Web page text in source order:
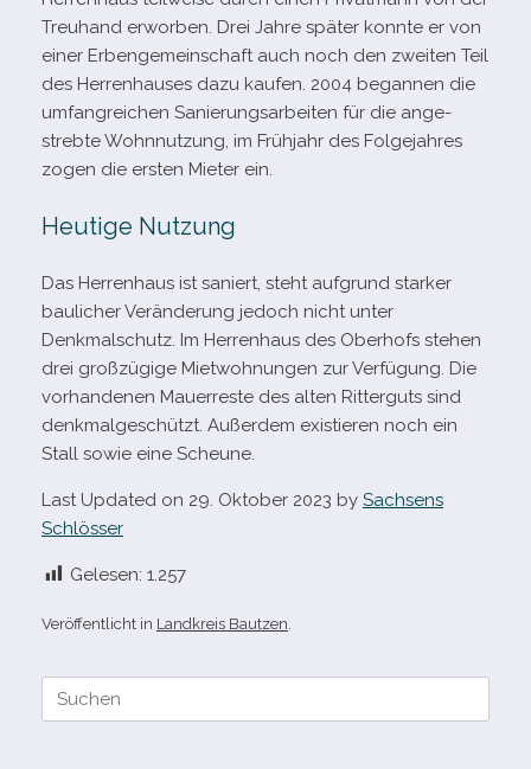
Treuhand erwor­ben. Drei Jahre spä­ter konnte er von
einer Erbengemeinschaft auch noch den zwei­ten Teil
des Herrenhauses dazu kau­fen. 2004 began­nen die
umfang­rei­chen Sanierungsarbeiten für die ange­
strebte Wohnnutzung, im Frühjahr des Folgejahres
zogen die ers­ten Mieter ein.
Heutige Nutzung
Das Herrenhaus ist saniert, steht auf­grund star­ker
bau­li­cher Veränderung jedoch nicht unter
Denkmalschutz. Im Herrenhaus des Oberhofs ste­hen
drei groß­zü­gige Mietwohnungen zur Verfügung. Die
vor­han­de­nen Mauerreste des alten Ritterguts sind
denk­mal­ge­schützt. Außerdem exis­tie­ren noch ein
Stall sowie eine Scheune.
Last Updated on 29. Oktober 2023 by Sachsens
Schlösser
Gelesen: 1.257
Veröffentlicht in Landkreis Bautzen
Suche